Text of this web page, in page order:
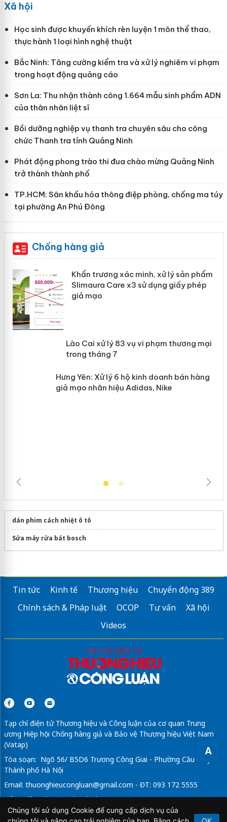
A
Xã hội
Học sinh được khuyến khích rèn luyện 1 môn thể thao,
thực hành 1 loại hình nghệ thuật
Bắc Ninh: Tăng cường kiểm tra và xử lý nghiêm vi phạm
trong hoạt động quảng cáo
Sơn La: Thu nhận thành công 1.664 mẫu sinh phẩm ADN
của thân nhân liệt sĩ
Bồi dưỡng nghiệp vụ thanh tra chuyên sâu cho công
chức Thanh tra tỉnh Quảng Ninh
Phát động phong trào thi đua chào mừng Quảng Ninh
trở thành thành phố
TP.HCM: Sân khấu hóa thông điệp phòng, chống ma túy
tại phường An Phú Đông
Chống hàng giả
Khẩn trương xác minh, xử lý sản phẩm
Slimaura Care x3 sử dụng giấy phép
giả mạo
Lào Cai xử lý 83 vụ vi phạm thương
mại trong tháng 7
dán phim cách nhiệt ô tô
Sửa máy rửa bát bosch
Tin tức Kinh tế Thương hiệu
Chuyển động 389
Chính sách & Pháp luật
OCOP Tư vấn
Xã hội
Videos
Tạp chí điện tử Thương hiệu và Công luận của cơ quan Trung
ương Hiệp hội Chống hàng giả và Bảo vệ Thương hiệu Việt Nam
(Vatap)
Tòa soạn: Ngõ 56/ B5D6 Trương Công Giai - Phường Cầu Giấy -
Thành phố Hà Nội
Email: thuonghieucongluan@gmail.com - ĐT: 093 172 5555
Tổng Biên Tập: Vũ Đức Thuận
Giấy phép hoạt động báo chí điện tử số 64/GP-BTTTT do Bộ
Chúng tôi sử dụng Cookie để cung cấp dịch vụ của